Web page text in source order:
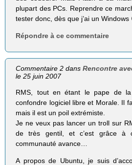
plupart des PCs. Reprendre ce
tester donc, dès que j’ai un Windows
Répondre à ce commentaire
Commentaire 2 dansRencontre
le 25 juin 2007
RMS, tout en étant le pape de
confondre logiciel libre et Morale. Il
mais il est un poil extrémiste.
Je ne veux pas lancer un troll sur
de très gentil, et c’est grâce à
communauté avance…
A propos de Ubuntu, je suis